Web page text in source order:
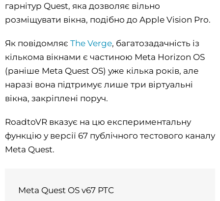
гарнітур Quest, яка дозволяє вільно
розміщувати вікна, подібно до Apple Vision Pro.
Як повідомляє The Verge, багатозадачність із
кількома вікнами є частиною Meta Horizon OS
(раніше Meta Quest OS) уже кілька років, але
наразі вона підтримує лише три віртуальні
вікна, закріплені поруч.
RoadtoVR вказує на цю експериментальну
функцію у версії 67 публічного тестового каналу
Meta Quest.
Meta Quest OS v67 PTC